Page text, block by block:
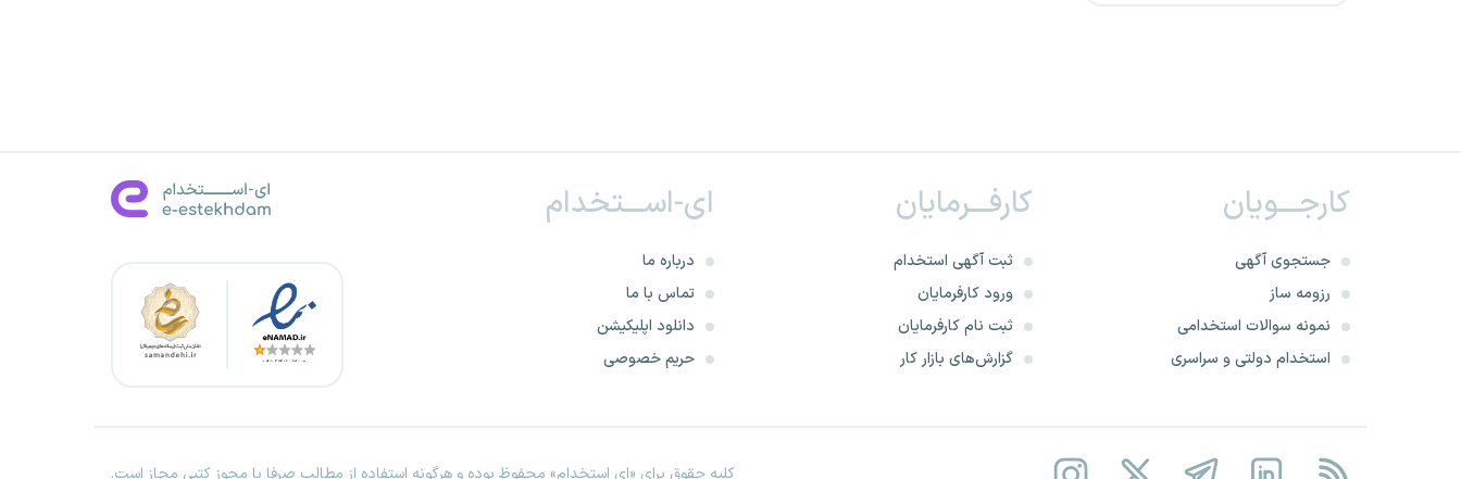
شرکت پالایش نفت اصفهان
دانشگاه های افسری ارتش
فولاد مبارکه اصفهان
شرکت کار و تامین استان ها
گهر
کارجـــویان
جستجوی آگهی
رزومه ساز
نمونه سوالات استخدامی
استخدام دولتی و سراسری
کارفـــرمایان
ثبت آگهی استخدام
ورود کارفرمایان
ثبت نام کارفرمایان
گزارش‌های بازار کار
ای-اســـتخدام
درباره ما
تماس با ما
دانلود اپلیکیشن
حریم خصوصی
کلیه حقوق برای «ای استخدام» محفوظ بوده و هرگونه استفاده از مطالب صرفا با مجوز کتبی مجاز است.